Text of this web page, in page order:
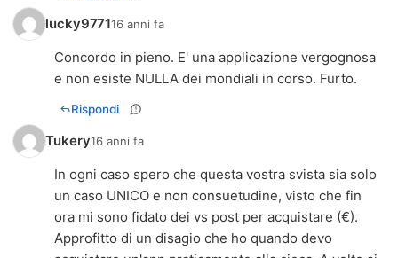
lucky977116 anni fa
Concordo in pieno. E' una applicazione vergognosa
e non esiste NULLA dei mondiali in corso. Furto.
Rispondi
Tukery16 anni fa
In ogni caso spero che questa vostra svista sia solo
un caso UNICO e non consuetudine, visto che fin
ora mi sono fidato dei vs post per acquistare (€).
Approfitto di un disagio che ho quando devo